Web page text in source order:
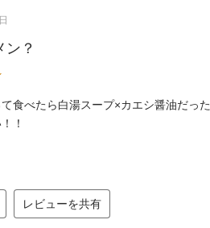
ン？
食べたら白湯スープ×カエシ醤油だった
！
レビューを共有